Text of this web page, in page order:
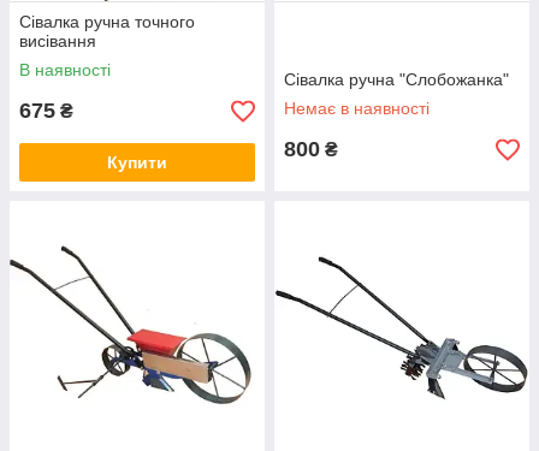
Сівалка ручна точного
висівання
В наявності
675 ₴
Купити
Сівалка ручна "Слобожанка"
Немає в наявності
800 ₴